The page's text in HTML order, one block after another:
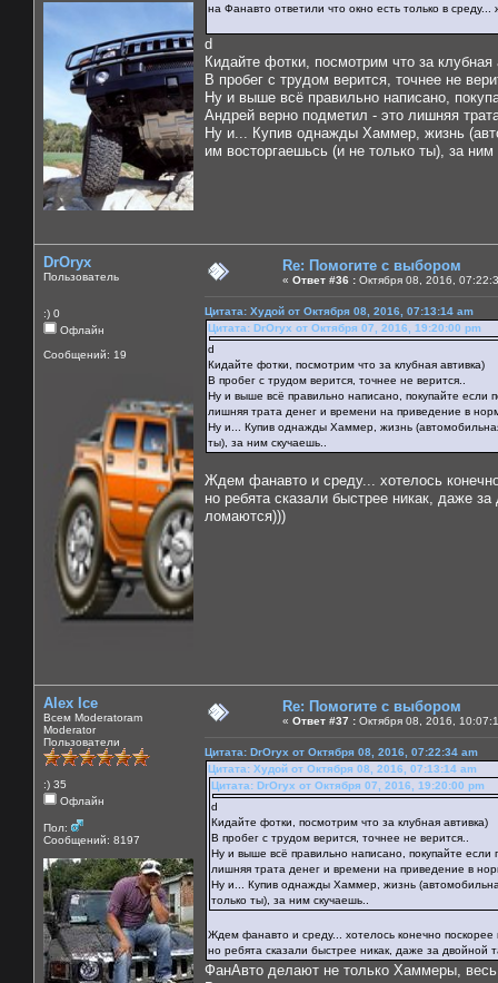
на Фанавто ответили что окно есть только в
d
Кидайте фотки, посмотрим что за клубная
В пробег с трудом верится, точнее не
Ну и выше всё правильно написано,
Андрей верно подметил - это лишняя
Ну и... Купив однажды Хаммер, жизнь
им восторгаешьсь (и не только ты), за
DrOryx
Пользователь
:) 0
Офлайн
Сообщений: 19
Re: Помогите с выбором
« Ответ #36 : Октября 08, 2016,
Цитата: Худой от Октября 08, 2016, 07:13:14 am
Цитата: DrOryx от Октября 07, 2016, 19:20:00 pm
d
Кидайте фотки, посмотрим что за клубная автивка)
В пробег с трудом верится, точнее не верится..
Ну и выше всё правильно написано, покупайте
лишняя трата денег и времени на приведение в
Ну и... Купив однажды Хаммер, жизнь
ты), за ним скучаешь..
Ждем фанавто и среду... хотелось
но ребята сказали быстрее никак, даже
ломаются)))
Alex Ice
Всем Moderatoram
Moderator
Пользователи
:) 35
Офлайн
Пол:
Сообщений: 8197
Re: Помогите с выбором
« Ответ #37 : Октября 08, 2016,
Цитата: DrOryx от Октября 08, 2016, 07:22:34 am
Цитата: Худой от Октября 08, 2016, 07:13:14 am
Цитата: DrOryx от Октября 07, 2016, 19:20:00 pm
d
Кидайте фотки, посмотрим что за клубная автивка)
В пробег с трудом верится, точнее не верится..
Ну и выше всё правильно написано, покупайте
лишняя трата денег и времени на приведение в
Ну и... Купив однажды Хаммер, жизнь
только ты), за ним скучаешь..
Ждем фанавто и среду... хотелось конечно поскорее
но ребята сказали быстрее никак, даже за
ФанАвто делают не только Хаммеры,